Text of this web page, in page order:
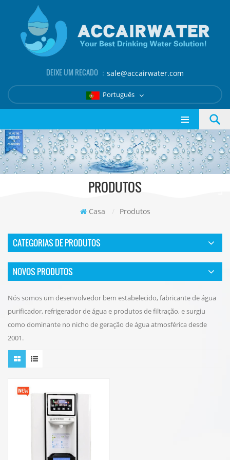
DEIXE UM RECADO ： sale@accairwater.com
Português
PRODUTOS
Casa / Produtos
CATEGORIAS DE PRODUTOS
NOVOS PRODUTOS
Nós somos um desenvolvedor bem estabelecido, fabricante de água
purificador, refrigerador de água e produtos de filtração, e surgiu
como dominante no nicho de geração de água atmosférica desde
2001.